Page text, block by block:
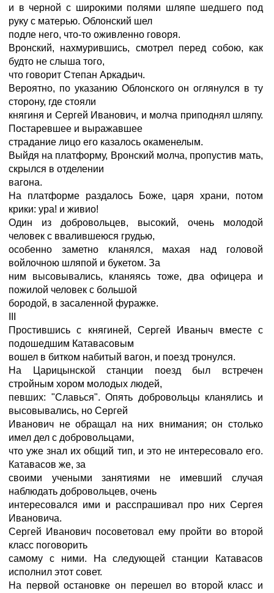
и в черной с широкими полями шляпе шедшего под
руку с матерью. Облонский шел
подле него, что-то оживленно говоря.
Вронский, нахмурившись, смотрел перед собою, как
будто не слыша того,
что говорит Степан Аркадьич.
Вероятно, по указанию Облонского он оглянулся в ту
сторону, где стояли
княгиня и Сергей Иванович, и молча приподнял шляпу.
Постаревшее и выражавшее
страдание лицо его казалось окаменелым.
Выйдя на платформу, Вронский молча, пропустив мать,
скрылся в отделении
вагона.
На платформе раздалось Боже, царя храни, потом
крики: ура! и живио!
Один из добровольцев, высокий, очень молодой
человек с ввалившеюся грудью,
особенно заметно кланялся, махая над головой
войлочною шляпой и букетом. За
ним высовывались, кланяясь тоже, два офицера и
пожилой человек с большой
бородой, в засаленной фуражке.
Простившись с княгиней, Сергей Иваныч вместе с
подошедшим Катавасовым
вошел в битком набитый вагон, и поезд тронулся.
На Царицынской станции поезд был встречен
стройным хором молодых людей,
певших: "Славься". Опять добровольцы кланялись и
высовывались, но Сергей
Иванович не обращал на них внимания; он столько
имел дел с добровольцами,
что уже знал их общий тип, и это не интересовало его.
Катавасов же, за
своими учеными занятиями не имевший случая
наблюдать добровольцев, очень
интересовался ими и расспрашивал про них Сергея
Ивановича.
Сергей Иванович посоветовал ему пройти во второй
класс поговорить
самому с ними. На следующей станции Катавасов
исполнил этот совет.
На первой остановке он перешел во второй класс и